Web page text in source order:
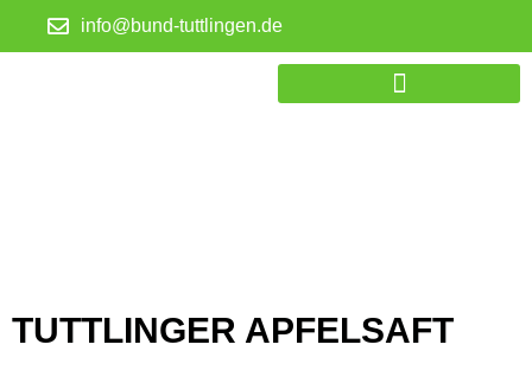
info@bund-tuttlingen.de
TUTTLINGER APFELSAFT